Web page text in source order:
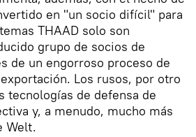
en "un socio difícil" para
THAAD solo son
grupo de socios de
de un engorroso proceso de
Los rusos, por otro
tecnologías de defensa de
y, a menudo, mucho más
Welt.